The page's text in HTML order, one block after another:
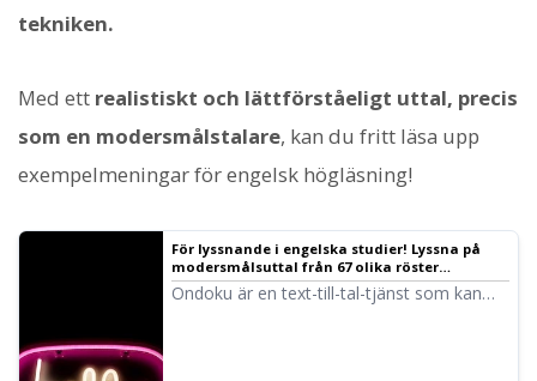
tekniken.
Med ett realistiskt och lättförståeligt uttal, precis
som en modersmålstalare, kan du fritt läsa upp
exempelmeningar för engelsk högläsning!
För lyssnande i engelska studier! Lyssna på
modersmålsuttal från 67 olika röster
(testlyssning) inklusive kvinnliga, manliga,
flick- och pojk-röster! | Text-till-tal-
Ondoku är en text-till-tal-tjänst som kan